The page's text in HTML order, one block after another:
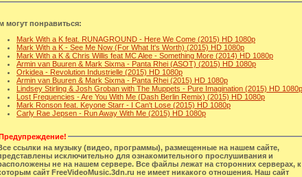
могут понравиться:
Mark With a K feat. RUNAGROUND - Here We Come (2015) HD 1080p
Mark With a K - See Me Now (For What It's Worth) (2015) HD 1080p
Mark With a K & Chris Willis feat MC Alee - Something More (2014) HD 1080p
Armin van Buuren & Mark Sixma - Panta Rhei (ASOT) (2015) HD 1080p
Orkidea - Revolution Industrielle (2015) HD 1080p
Armin van Buuren & Mark Sixma - Panta Rhei (2015) HD 1080p
Lindsey Stirling & Josh Groban with The Muppets - Pure Imagination (2015) HD 1080p
Lost Frequencies - Are You With Me (Dash Berlin Remix) (2015) HD 1080p
Mark Ronson feat. Keyone Starr - I Can't Lose (2015) HD 1080p
Carly Rae Jepsen - Run Away With Me (2015) HD 1080p
ссылки на музыку (видео, программы), размещенные на нашем сайте,
исключительно для ознакомительного прослушивания и
не на нашем сервере. Все файлы лежат на сторонних серверах, к
сайт FreeVideoMusic.3dn.ru не имеет никакого отношения. Наш сайт